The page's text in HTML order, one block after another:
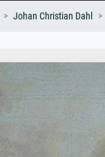
Johan Christian Dahl